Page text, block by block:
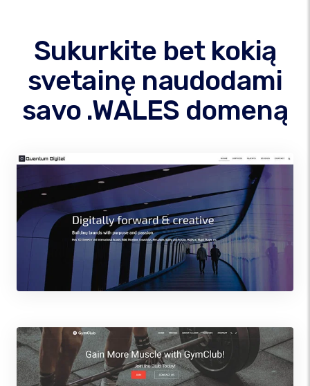
Sukurkite bet kokią
svetainę naudodami
savo .WALES domeną